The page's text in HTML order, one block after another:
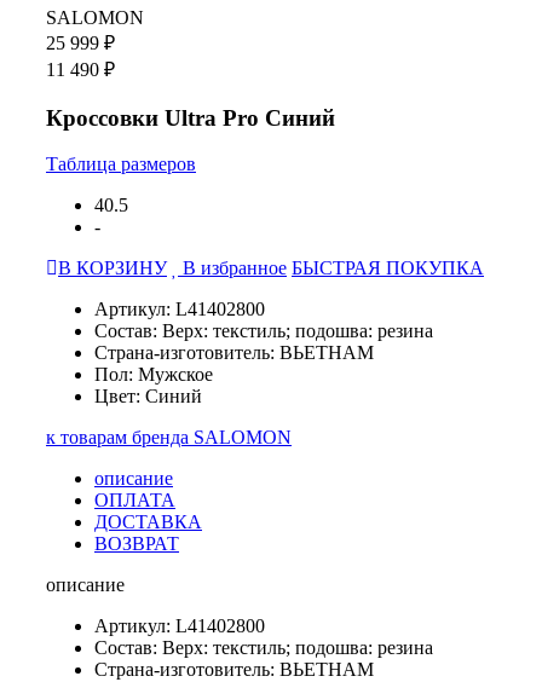
SALOMON
25 999 ₽
11 490 ₽
Кроссовки Ultra Pro Синий
Таблица размеров
40.5
-
В КОРЗИНУ
В избранное БЫСТРАЯ ПОКУПКА
Артикул: L41402800
Состав: Верх: текстиль; подошва: резина
Страна-изготовитель: ВЬЕТНАМ
Пол: Мужское
Цвет: Синий
к товарам бренда SALOMON
описание
ОПЛАТА
ДОСТАВКА
ВОЗВРАТ
описание
Артикул: L41402800
Состав: Верх: текстиль; подошва: резина
Страна-изготовитель: ВЬЕТНАМ